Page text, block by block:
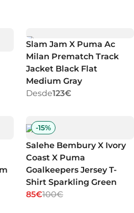
Slam Jam X Puma Ac
Milan Prematch Track
Jacket Black Flat
Medium Gray
Desde123€
-15%
Salehe Bembury X Ivory
Coast X Puma
Goalkeepers Jersey T-
Shirt Sparkling Green
85€100€